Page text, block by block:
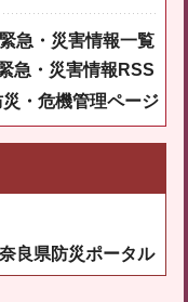
緊急・災害情報一覧
急・災害情報RSS
災・危機管理ページ
奈良県防災ポータル